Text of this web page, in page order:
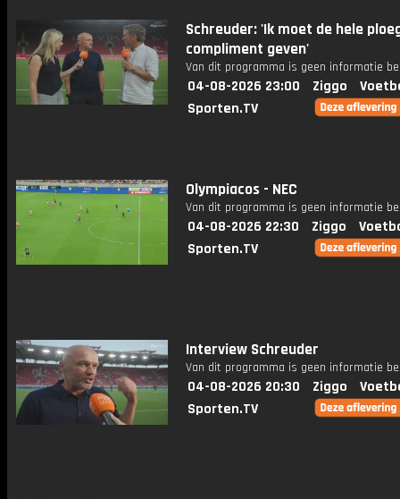
Schreuder: 'Ik moet de hele
compliment geven'
Van dit programma is geen informatie
04-08-2026 23:00 Ziggo
Sporten.TV
Olympiacos - NEC
Van dit programma is geen informatie
04-08-2026 22:30 Ziggo
Sporten.TV
Interview Schreuder
Van dit programma is geen informatie
04-08-2026 20:30 Ziggo
Sporten.TV